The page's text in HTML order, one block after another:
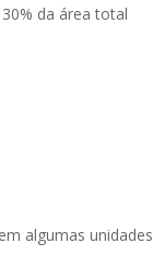
da área total
algumas unidades